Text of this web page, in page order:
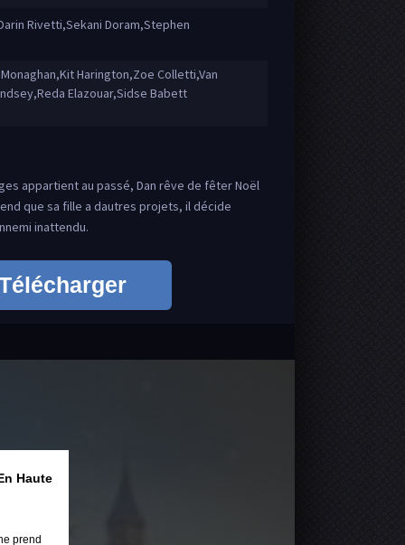
Rivetti,Sekani Doram,Stephen
Harington,Zoe Colletti,Van
Elazouar,Sidse Babett
appartient au passé, Dan rêve de fêter Noël
que sa fille a dautres projets, il décide
inattendu.
Haute
prend